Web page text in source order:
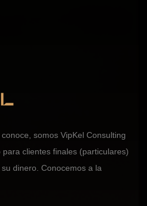
somos VipKel Consulting
clientes finales (particulares)
dinero. Conocemos a la